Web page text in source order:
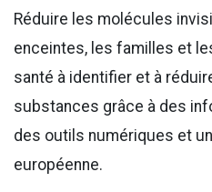
Réduire les molécules
enceintes, les familles et
santé à identifier et à
substances grâce à des
des outils numériques et
européenne.